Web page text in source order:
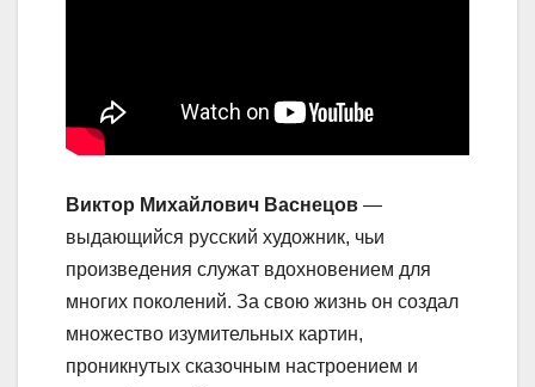
Виктор Михайлович Васнецов —
выдающийся русский художник, чьи
произведения служат вдохновением для
многих поколений. За свою жизнь он создал
множество изумительных картин,
проникнутых сказочным настроением и